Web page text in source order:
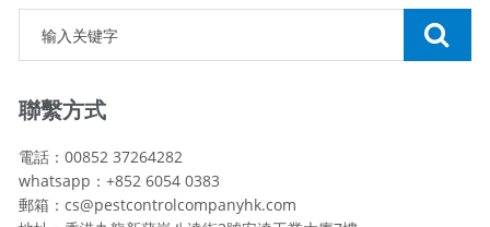
聯繫方式
電話：00852 37264282
whatsapp：+852 6054 0383
郵箱：cs@pestcontrolcompanyhk.com